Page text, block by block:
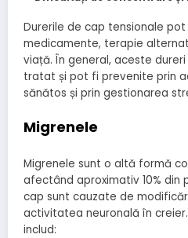
Durerile de cap tensionale
medicamente, terapie
viață. În general, aceste
tratat și pot fi prevenite prin
sănătos și prin gestionarea
Migrenele
Migrenele sunt o altă formă
afectând aproximativ 10% din
cap sunt cauzate de
activitatea neuronală în
includ: